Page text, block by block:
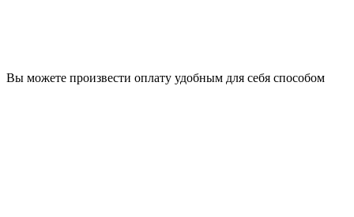
Вы можете произвести оплату удобным для себя способом